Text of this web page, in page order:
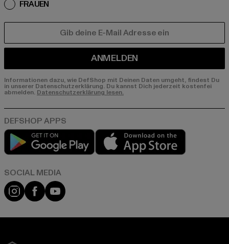
FRAUEN
ANMELDEN
Informationen dazu, wie DefShop mit Deinen Daten umgeht, findest Du
in unserer Datenschutzerklärung. Du kannst Dich jederzeit kostenfei
abmelden. Datenschutzerklärung lesen.
Play market
Instagram
FacebookYouTube